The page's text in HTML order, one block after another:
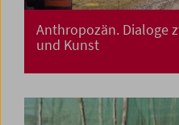
Anthropozän. Dialoge
und Kunst